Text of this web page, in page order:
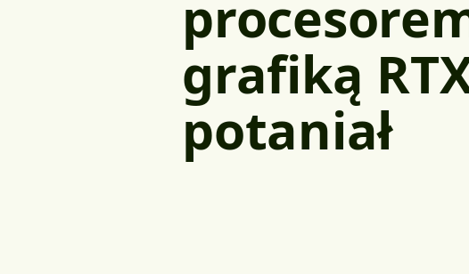
grafiką
potaniał